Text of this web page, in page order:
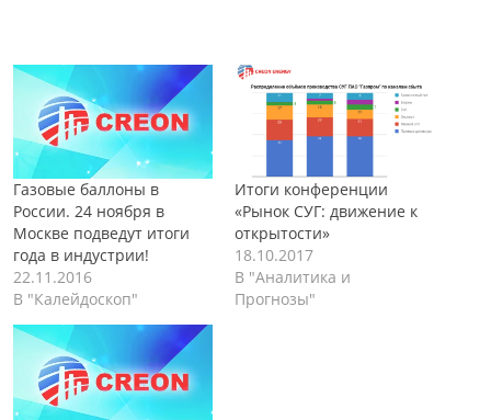
Газовые баллоны в
России. 24 ноября в
Москве подведут итоги
года в индустрии!
22.11.2016
В "Калейдоскоп"
Итоги конференции
«Рынок СУГ: движение к
открытости»
18.10.2017
В "Аналитика и
Прогнозы"